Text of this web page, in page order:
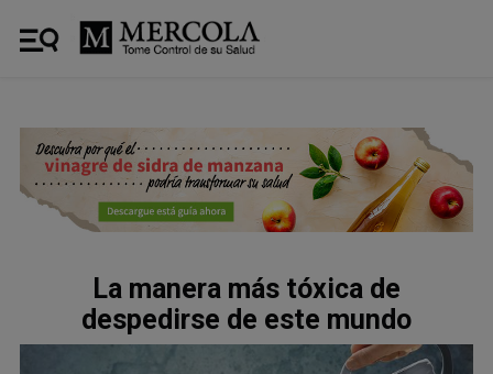
La manera más tóxica de
despedirse de este mundo